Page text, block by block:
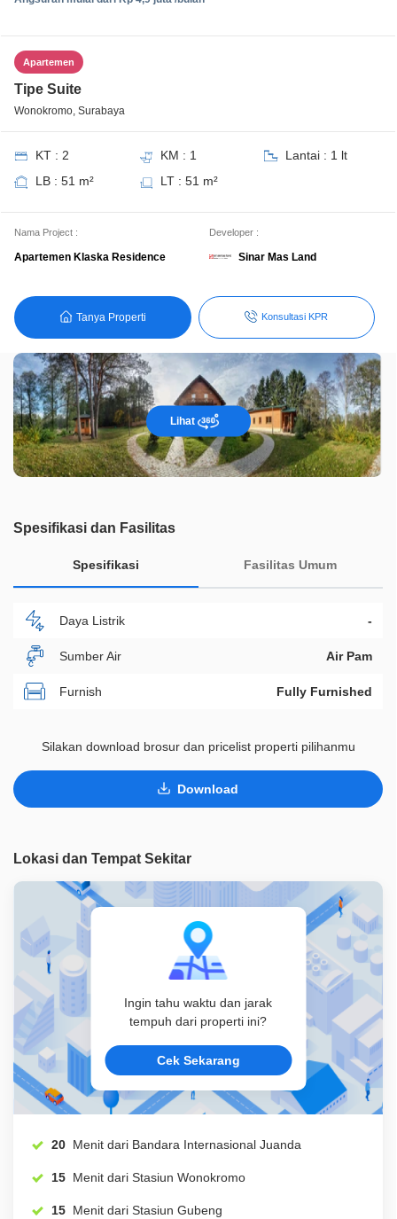
Apartemen
Tipe Suite
Wonokromo, Surabaya
KT : 2 KM : 1
Lantai : 1 lt
LB : 51 m²
LT : 51 m²
Nama Project :
Apartemen Klaska Residence
Developer :
Sinar Mas Land
Tanya Properti Konsultasi KPR
Lihat
Spesifikasi dan Fasilitas
Spesifikasi Fasilitas Umum
Daya Listrik -
Sumber Air Air Pam
Furnish Fully Furnished
Silakan download brosur dan pricelist properti pilihanmu
Download
Lokasi dan Tempat Sekitar
Ingin tahu waktu dan jarak
tempuh dari properti ini?
Cek Sekarang
20 Menit dari Bandara Internasional Juanda
15 Menit dari Stasiun Wonokromo
15 Menit dari Stasiun Gubeng